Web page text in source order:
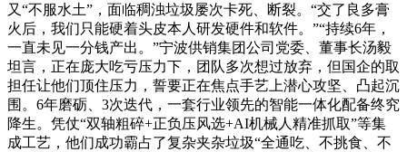
又“不服水土”，面临稠浊垃圾屡次卡死、断裂。“交了良多膏
火后，我们只能硬着头皮本人研发硬件和软件。”“持续6年，
一直未见一分钱产出。”宁波供销集团公司党委、董事长汤毅
坦言，正在庞大吃亏压力下，团队多次想过放弃，但国企的取
担任让他们顶住压力，誓要正在焦点手艺上潜心攻坚、凸起沉
围。6年磨砺、3次迭代，一套行业领先的智能一体化配备终究
降生。凭仗“双轴粗碎+正负压风选+AI机械人精准抓取”等集
成工艺，他们成功霸占了复杂夹杂垃圾“全通吃、不挑食、不